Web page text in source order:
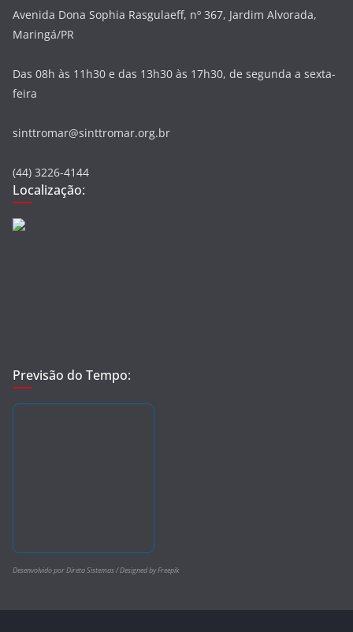
Avenida Dona Sophia Rasgulaeff, nº 367, Jardim Alvorada,
Maringá/PR
Das 08h às 11h30 e das 13h30 às 17h30, de segunda a sexta-
feira
sinttromar@sinttromar.org.br
(44) 3226-4144
Localização:
Previsão do Tempo:
Desenvolvido por Direta Sistemas /Designed by Freepik